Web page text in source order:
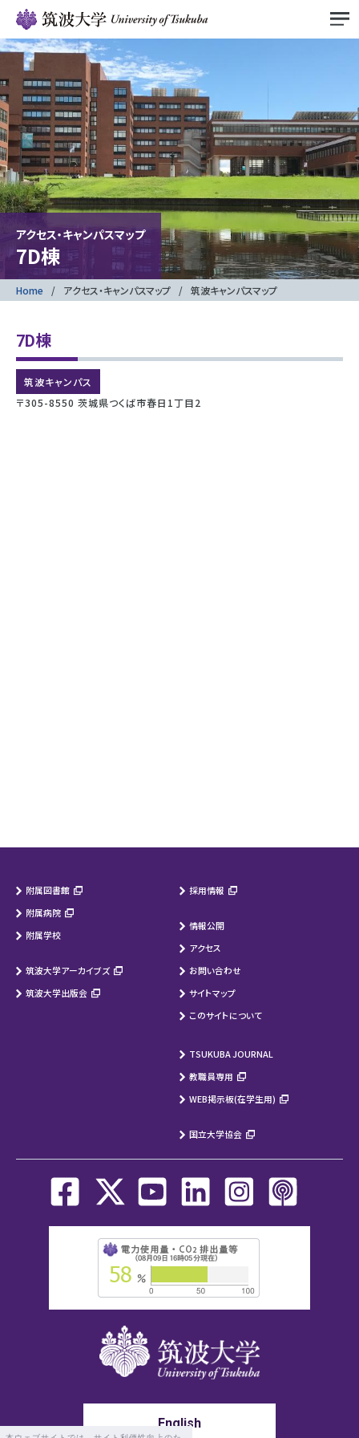
アクセス・キャンパスマップ
7D棟
Home アクセス・キャンパスマップ 筑波キャンパスマップ
7D棟
筑波キャンパス
〒305-8550 茨城県つくば市春日1丁目2
附属図書館
附属病院
附属学校
筑波大学アーカイブズ
筑波大学出版会
採用情報
情報公開
アクセス
お問い合わせ
サイトマップ
このサイトについて
TSUKUBA JOURNAL
教職員専用
WEB掲示板(在学生用)
国立大学協会
English